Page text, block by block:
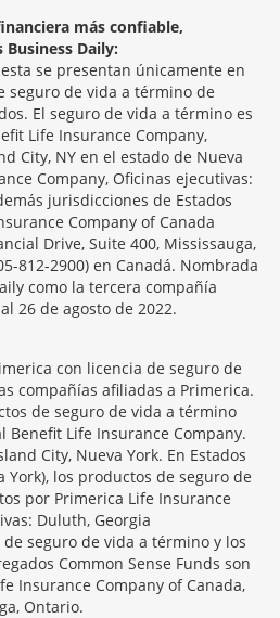
más confiable,
Daily:
se presentan únicamente en
seguro de vida a término de
El seguro de vida a término es
Life Insurance Company,
City, NY en el estado de Nueva
Company, Oficinas ejecutivas:
jurisdicciones de Estados
Company of Canada
Drive, Suite 400, Mississauga,
812-2900) en Canadá. Nombrada
como la tercera compañía
26 de agosto de 2022.
con licencia de seguro de
compañías afiliadas a Primerica.
de seguro de vida a término
Benefit Life Insurance Company.
City, Nueva York. En Estados
York), los productos de seguro de
por Primerica Life Insurance
Duluth, Georgia
seguro de vida a término y los
Common Sense Funds son
Insurance Company of Canada,
Ontario.